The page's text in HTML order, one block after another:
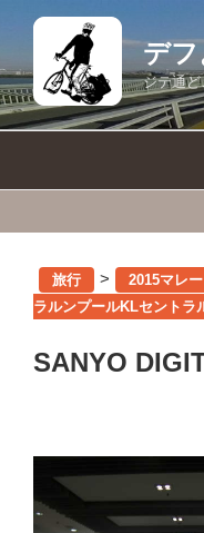
テ
ン
ツ
デ
ジテ通ど
旅行 > 2015マレ
ラルンプールKLセントラ
SANYO